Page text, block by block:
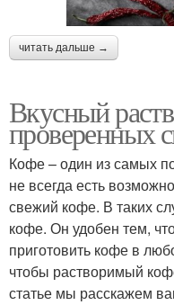
читать дальше →
Вкусный
проверенных
Кофе – один из самых
не всегда есть
свежий кофе. В таких
кофе. Он удобен тем,
приготовить кофе в
чтобы растворимый
статье мы расскажем